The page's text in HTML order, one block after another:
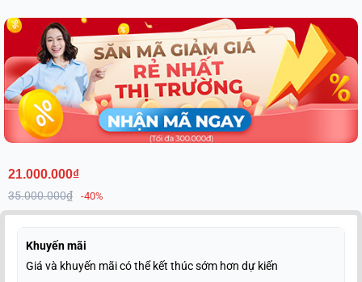
21.000.000₫
35.000.000₫ -40%
Khuyến mãi
Giá và khuyến mãi có thể kết thúc sớm hơn dự kiến